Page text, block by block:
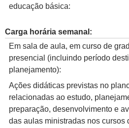
educação básica:
Carga horária semanal:
Em sala de aula, em curso de
presencial (incluindo período
planejamento):
Ações didáticas previstas no
relacionadas ao estudo,
preparação, desenvolvimento e
das aulas ministradas nos cursos